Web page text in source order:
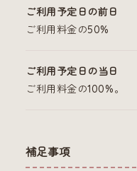
ご利用予定日の前日
ご利用料金の50%
ご利用予定日の当日
ご利用料金の100%。
補足事項